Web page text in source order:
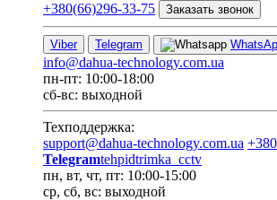
+380(66)296-33-75
Заказать звонок
Viber Telegram
info@dahua-technology.com.ua
пн-пт: 10:00-18:00
сб-вс: выходной
Техподдержка:
support@dahua-technology.com.ua
Telegramtehpidtrimka_cctv
пн, вт, чт, пт: 10:00-15:00
ср, сб, вс: выходной